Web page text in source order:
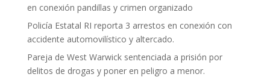
en conexión pandillas y crimen organizado
Policía Estatal RI reporta 3 arrestos en conexión con
accidente automovilístico y altercado.
Pareja de West Warwick sentenciada a prisión por
delitos de drogas y poner en peligro a menor.